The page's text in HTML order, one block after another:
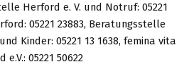
Herford e. V. und Notruf: 05221
05221 23883, Beratungsstelle
Kinder: 05221 13 1638, femina vita
05221 50622